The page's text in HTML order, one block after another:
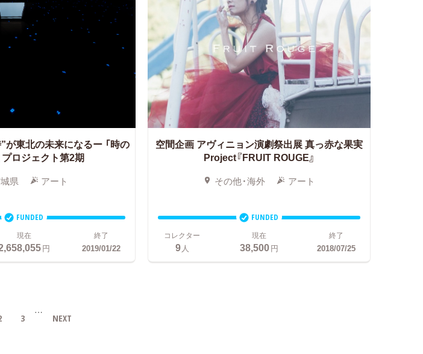
が東北の未来になるー「時の
プロジェクト第2期
県 アート
FUNDED
現在
円
終了
2019/01/22
空間企画 アヴィニョン演劇祭出展真っ赤な果実
Project『FRUIT ROUGE』
その他・海外 アート
FUNDED
コレクター
9人
現在
38,500円
終了
2018/07/25
3 … NEXT